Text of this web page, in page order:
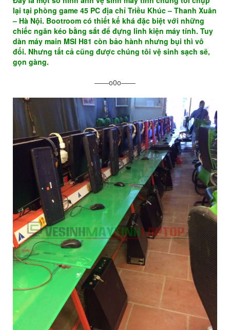
lại tại phòng game 45 PC địa chỉ Triều Khúc – Thanh Xuân
– Hà Nội. Bootroom có thiết kế khá đặc biệt với những
chiếc ngăn kéo bằng sắt để đựng linh kiện máy tính. Tuy
dàn máy main MSI H81 còn bảo hành nhưng bụi thì vô
đối. Nhưng tất cả cũng được chúng tôi vệ sinh sạch sẽ,
gọn gàng.
——o0o——